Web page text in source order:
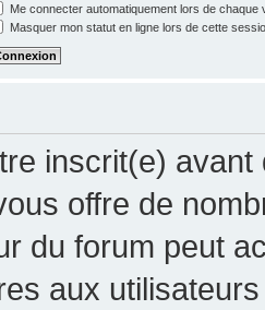
Me connecter automatiquement lors de chaque
Masquer mon statut en ligne lors de cette
inscrit(e) avant
offre de
du forum peut
aux